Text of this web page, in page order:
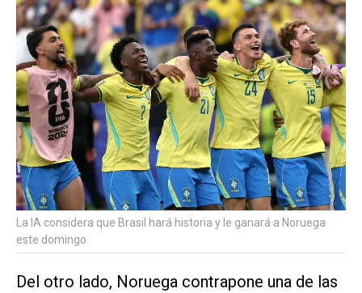
La IA considera que Brasil hará historia y le ganará a Noruega
este domingo
Del otro lado, Noruega contrapone una de las